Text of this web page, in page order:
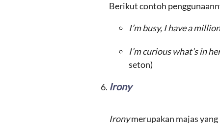
Berikut contoh
I’m busy, I have a
I’m curious what’s in
seton)
Irony
Ironymerupakan majas